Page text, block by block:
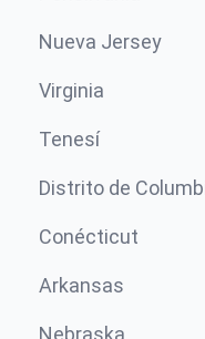
Nueva Jersey
Virginia
Tenesí
Distrito de
Conécticut
Arkansas
Nebraska